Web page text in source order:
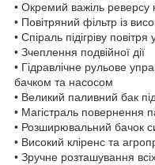
• Окремий важіль реверсу
• Повітряний фільтр із
• Спіраль підігріву
• Зчеплення подвійної дії
• Гідравлічне рульове
бачком та насосом
• Великий паливний бак
• Магістраль повернення
• Розширювальний бачок
• Високий кліренс та
• Зручне розташування